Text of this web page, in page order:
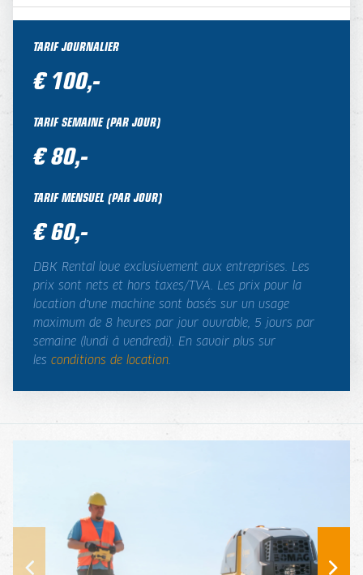
TARIF JOURNALIER
€ 100,-
TARIF SEMAINE (PAR JOUR)
€ 80,-
TARIF MENSUEL (PAR JOUR)
€ 60,-
DBK Rental loue exclusivement aux entreprises. Les
prix sont nets et hors taxes/TVA. Les prix pour la
location d’une machine sont basés sur un usage
maximum de 8 heures par jour ouvrable, 5 jours par
semaine (lundi à vendredi). En savoir plus sur
les conditions de location.